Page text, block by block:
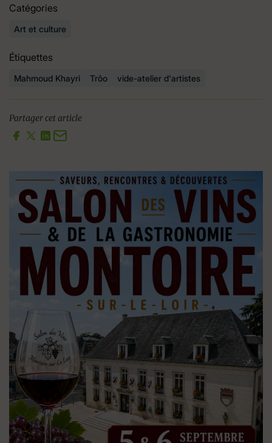
Catégories
Art et culture
Étiquettes
Mahmoud Khayri Trôo vide-atelier d'artistes
Partager cet article